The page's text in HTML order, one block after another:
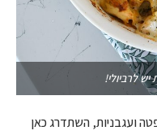
לרביולי!
ועגבניות, השתדרג כאן